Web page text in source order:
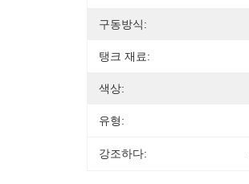
구동방식:
탱크 재료:
색상:
유형:
강조하다: